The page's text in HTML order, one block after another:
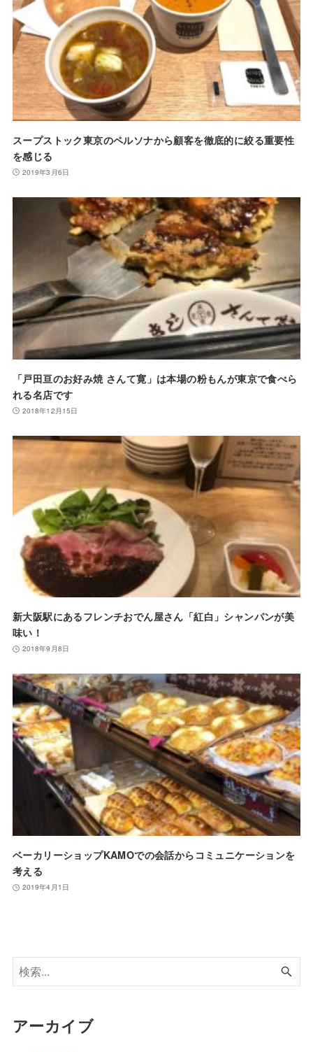
スープストック東京のペルソナから顧客を徹底的に絞る重要性
を感じる
2019年3月6日
「戸田亘のお好み焼 さんて寛」は本場の粉もんが東京で食べら
れる名店です
2018年12月15日
新大阪駅にあるフレンチおでん屋さん「紅白」シャンパンが美
味い！
2018年9月8日
ベーカリーショップKAMOでの会話からコミュニケーションを
考える
2019年4月1日
アーカイブ